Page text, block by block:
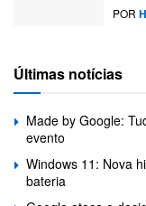
POR
Últimas notícias
Made by Google:
evento
Windows 11: Nova
bateria